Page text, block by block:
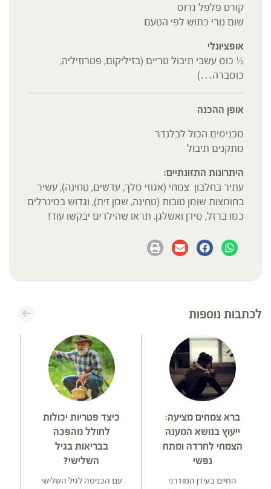
קורט פלפל גרוס
שום טרי כתוש לפי הטעם
אופציונלי
½ כוס עשבי תיבול טריים (בזיליקום, פטרוזיליה,
כוסברה…)
אופן ההכנה
מכניסים הכול לבלנדר
מתקנים תיבול
היתרונות התזונתיים:
עתיר בחלבון צמחי (אגוזי מלך, עדשים, טחינה), עשיר
בחומצות שומן טובות (טחינה, שמן זית), וגדוש במינרלים
כמו ברזל, סידן ואשלגן. תראו שהילדים יבקשו עוד!
לכתבות נוספות
ברא צמחים מציעה:
ייעוץ בנושא המענה
הצמחי לחרדה ומתח
נפשי
החיים בעידן המודרני
כיצד פטריות יכולות
לחולל מהפכה
בבריאות בגיל
השלישי?
עם הכניסה לגיל השלישי